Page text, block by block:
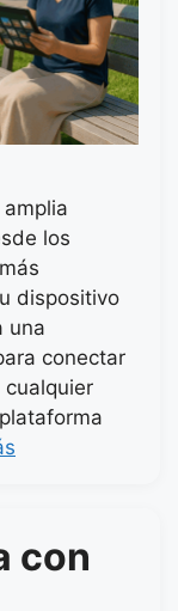
los
dispositivo
una
conectar
con